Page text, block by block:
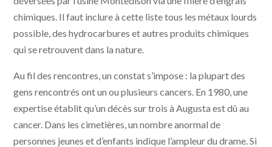
chimiques. Il faut inclure à cette liste tous les métaux lourds
possible, des hydrocarbures et autres produits chimiques
qui se retrouvent dans la nature.
Au fil des rencontres, un constat s’impose : la plupart des
gens rencontrés ont un ou plusieurs cancers. En 1980, une
expertise établit qu’un décès sur trois à Augusta est dû au
cancer. Dans les cimetières, un nombre anormal de
personnes jeunes et d’enfants indique l’ampleur du drame. Si